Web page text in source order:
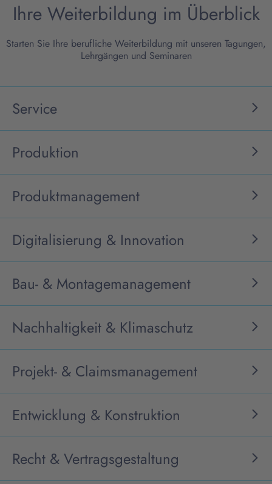
Ihre Weiterbildung im Überblick
Starten Sie Ihre berufliche Weiterbildung mit unseren Tagungen,
Lehrgängen und Seminaren
Service
Produktion
Produktmanagement
Digitalisierung & Innovation
Bau- & Montagemanagement
Nachhaltigkeit & Klimaschutz
Projekt- & Claimsmanagement
Entwicklung & Konstruktion
Recht & Vertragsgestaltung